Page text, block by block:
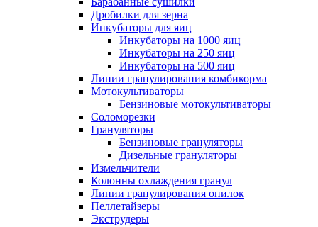
Дробилки для зерна
Инкубаторы для яиц
Инкубаторы на 1000 яиц
Инкубаторы на 250 яиц
Инкубаторы на 500 яиц
Линии гранулирования комбикорма
Мотокультиваторы
Бензиновые мотокультиваторы
Соломорезки
Грануляторы
Бензиновые грануляторы
Дизельные грануляторы
Измельчители
Колонны охлаждения гранул
Линии гранулирования опилок
Пеллетайзеры
Экструдеры